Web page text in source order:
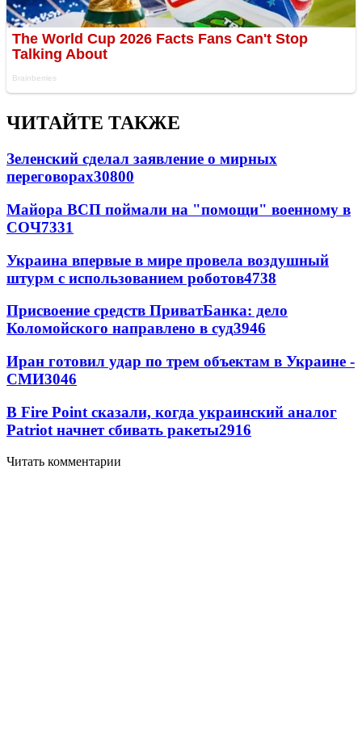
ЧИТАЙТЕ ТАКЖЕ
Зеленский сделал заявление о мирных
переговорах30800
Майора ВСП поймали на "помощи" военному в
СОЧ7331
Украина впервые в мире провела воздушный
штурм с использованием роботов4738
Присвоение средств ПриватБанка: дело
Коломойского направлено в суд3946
Иран готовил удар по трем объектам в Украине -
СМИ3046
В Fire Point сказали, когда украинский аналог
Patriot начнет сбивать ракеты2916
Читать комментарии